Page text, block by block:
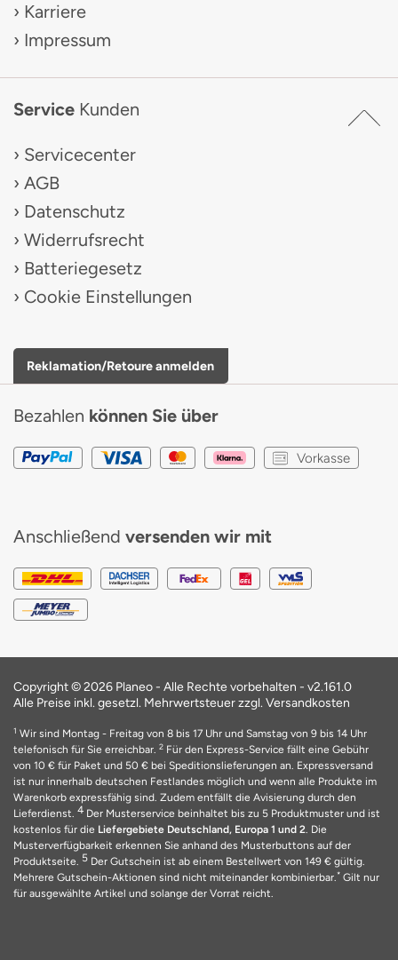
Karriere
Impressum
Service Kunden
Servicecenter
AGB
Datenschutz
Widerrufsrecht
Batteriegesetz
Cookie Einstellungen
Reklamation/Retoure anmelden
Bezahlen können Sie über
Vorkasse
Anschließend versenden wir mit
Copyright © 2026 Planeo - Alle Rechte vorbehalten - v2.161.0
Alle Preise inkl. gesetzl. Mehrwertsteuer zzgl. Versandkosten
1 Wir sind Montag - Freitag von 8 bis 17 Uhr und Samstag von 9 bis 14 Uhr
telefonisch für Sie erreichbar. 2 Für den Express-Service fällt eine Gebühr
von 10 € für Paket und 50 € bei Speditionslieferungen an. Expressversand
ist nur innerhalb deutschen Festlandes möglich und wenn alle Produkte im
Warenkorb expressfähig sind. Zudem entfällt die Avisierung durch den
Lieferdienst. 4 Der Musterservice beinhaltet bis zu 5 Produktmuster und ist
kostenlos für die Liefergebiete Deutschland, Europa 1 und 2. Die
Musterverfügbarkeit erkennen Sie anhand des Musterbuttons auf der
Produktseite. 5 Der Gutschein ist ab einem Bestellwert von 149 € gültig.
Mehrere Gutschein-Aktionen sind nicht miteinander kombinierbar.* Gilt nur
für ausgewählte Artikel und solange der Vorrat reicht.